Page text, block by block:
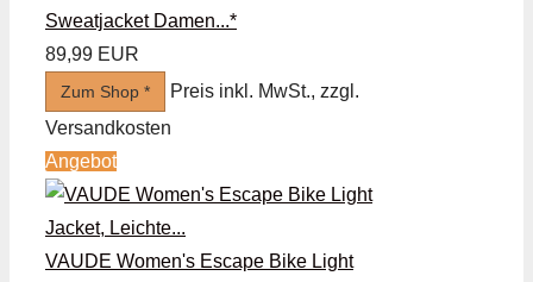
Sweatjacket Damen...*
89,99 EUR
Zum Shop *
Preis inkl. MwSt., zzgl.
Versandkosten
Angebot
VAUDE Women's Escape Bike Light